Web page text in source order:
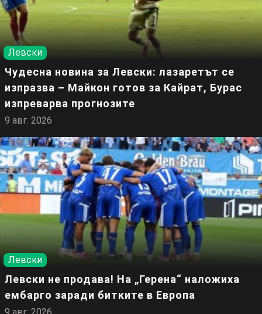
Левски
Чудесна новина за Левски: лазаретът се
изпразва – Майкон готов за Кайрат, Бурас
изпреварва прогнозите
9 авг. 2026
Левски
Левски не продава! На „Герена“ наложиха
ембарго заради битките в Европа